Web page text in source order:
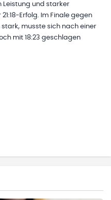
Leistung und starker
Erfolg. Im Finale gegen
musste sich nach einer
mit 18:23 geschlagen